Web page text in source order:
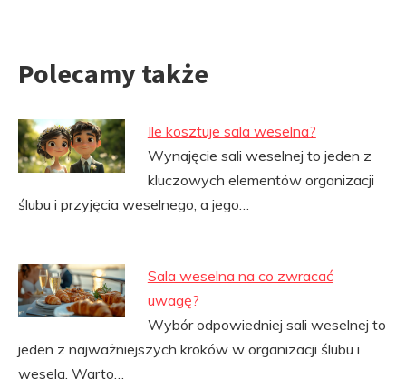
Polecamy także
Ile kosztuje sala weselna?
Wynajęcie sali weselnej to jeden z
kluczowych elementów organizacji
ślubu i przyjęcia weselnego, a jego…
Sala weselna na co zwracać
uwagę?
Wybór odpowiedniej sali weselnej to
jeden z najważniejszych kroków w organizacji ślubu i
wesela. Warto…